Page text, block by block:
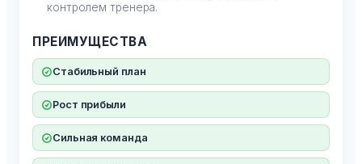
контролем тренера.
ПРЕИМУЩЕСТВА
Стабильный план
Рост прибыли
Сильная команда